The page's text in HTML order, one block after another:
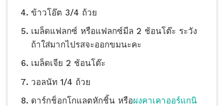
ข้าวโอ๊ต 3/4 ถ้วย
เมล็ดแฟลกซ์ หรือแฟลกซ์มีล 2 ช้อนโต๊ะ ระวัง
ถ้าใส่มากไปรสจะออกขมนะคะ
เมล็ดเจีย 2 ช้อนโต๊ะ
วอลนัท 1/4 ถ้วย
ดาร์กช็อกโกแลตหักชิ้น หรือผงคาเคาออร์แกนิ